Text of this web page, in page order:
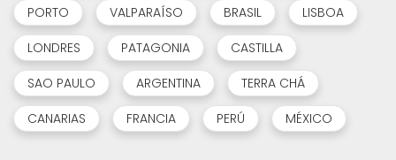
PORTO
VALPARAÍSO BRASIL
LISBOA
LONDRES
PATAGONIA
CASTILLA
SAO PAULO
ARGENTINA
TERRA CHÁ
CANARIAS
FRANCIA PERÚ MÉXICO